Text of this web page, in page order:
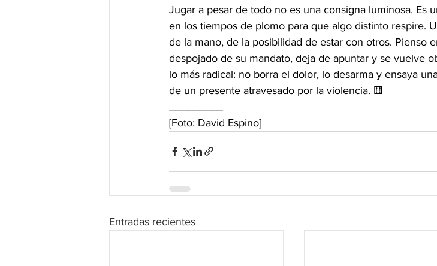
Jugar a pesar de todo no es una consigna luminosa. Es
en los tiempos de plomo para que algo distinto respire.
de la mano, de la posibilidad de estar con otros. Pienso
despojado de su mandato, deja de apuntar y se vuelve
lo más radical: no borra el dolor, lo desarma y ensaya
de un presente atravesado por la violencia. ⚅
[Foto: David Espino]
Entradas recientes